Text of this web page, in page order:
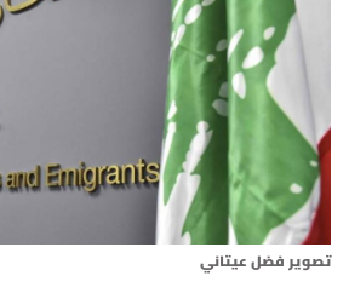
أسرار
متفرقات
نداء القرّاء
خاص الموقع
تصوير فضل عيتاني